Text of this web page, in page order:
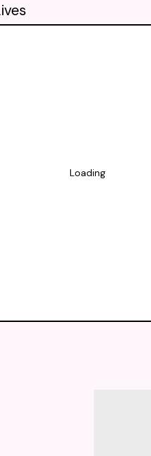
Loading